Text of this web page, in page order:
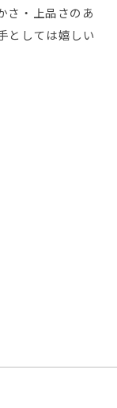
さ・上品さのあ
としては嬉しい